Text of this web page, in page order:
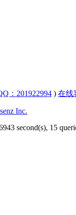
：201922994 ) 在线
Inc.
second(s), 15